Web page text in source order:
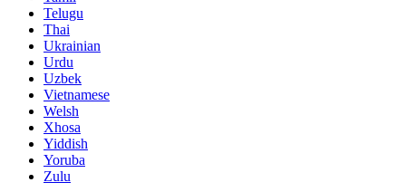
Telugu
Thai
Ukrainian
Urdu
Uzbek
Vietnamese
Welsh
Xhosa
Yiddish
Yoruba
Zulu